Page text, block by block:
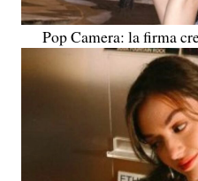
Pop Camera: la firma